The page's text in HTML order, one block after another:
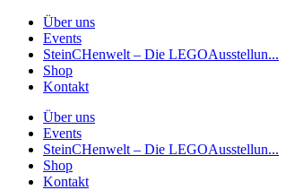
Über uns
Events
SteinCHenwelt – Die LEGOAusstellun...
Shop
Kontakt
Über uns
Events
SteinCHenwelt – Die LEGOAusstellun...
Shop
Kontakt